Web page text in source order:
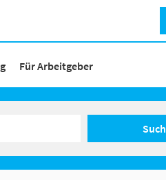
Für Arbeitgeber